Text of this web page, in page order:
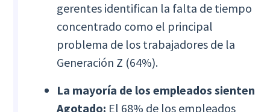
gerentes identifican la falta de tiempo
concentrado como el principal
problema de los trabajadores de la
Generación Z (64%).
La mayoría de los empleados sienten
Agotado: El 68% de los empleados